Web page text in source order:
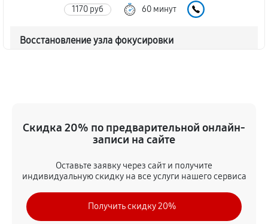
1170 руб 60 минут
Восстановление узла фокусировки
720 руб
1350 руб 60 минут
Чистка от пыли объектива Canon EF 75-300 f/4-5.6
Скидка 20% по предварительной онлайн-
записи на сайте
Оставьте заявку через сайт и получите
индивидуальную скидку на все услуги нашего сервиса
Получить скидку 20%